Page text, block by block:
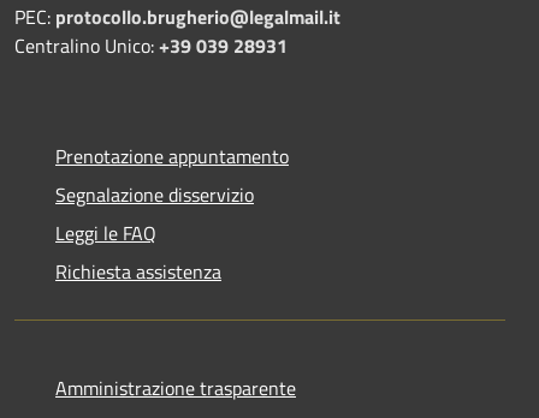
PEC: protocollo.brugherio@legalmail.it
Centralino Unico:+39 039 28931
Prenotazione appuntamento
Segnalazione disservizio
Leggi le FAQ
Richiesta assistenza
Amministrazione trasparente